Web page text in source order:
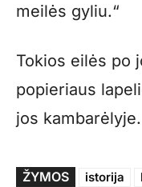
meilės gyliu.“
Tokios eilės po
popieriaus
jos kambarėlyje.
ŽYMOS istorija